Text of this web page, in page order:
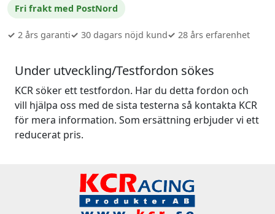
Fri frakt med PostNord
✓ 2 års garanti✓ 30 dagars nöjd kund✓ 28 års erfarenhet
Under utveckling/Testfordon sökes
KCR söker ett testfordon. Har du detta fordon och
vill hjälpa oss med de sista testerna så kontakta KCR
för mera information. Som ersättning erbjuder vi ett
reducerat pris.